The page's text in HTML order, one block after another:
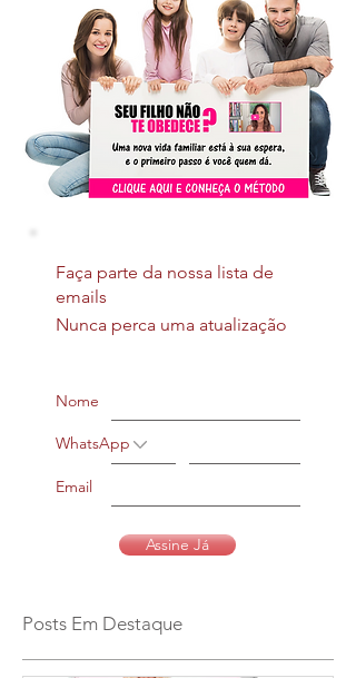
Faça parte da nossa lista de
emails
Nunca perca uma atualização
Nome
WhatsApp
Email
Assine Já
Posts Em Destaque